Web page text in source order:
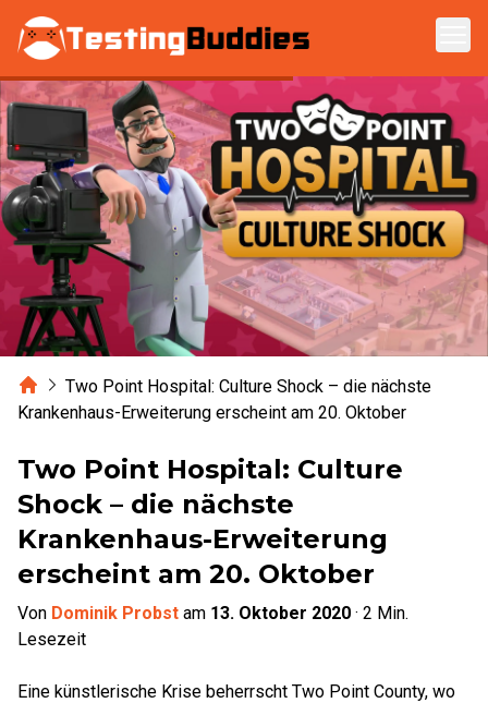
Zum Hauptinhalt springen
HomeTwo Point Hospital: Culture Shock – die nächste
Krankenhaus-Erweiterung erscheint am 20. Oktober
Two Point Hospital: Culture
Shock – die nächste
Krankenhaus-Erweiterung
erscheint am 20. Oktober
Von Dominik Probst am 13. Oktober 2020 · 2 Min.
Lesezeit
Eine künstlerische Krise beherrscht Two Point County, wo